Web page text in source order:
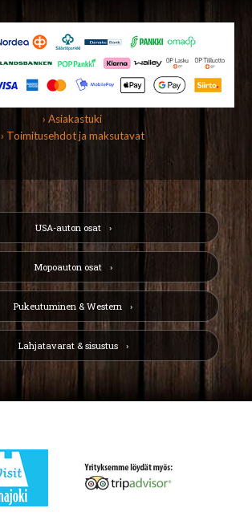
› Asiakastuki
› Toimitusehdot ja maksutavat
USA-auton osat
Mopoauton osat
Pukeutuminen & Western
Lahjatavarat & sisustus